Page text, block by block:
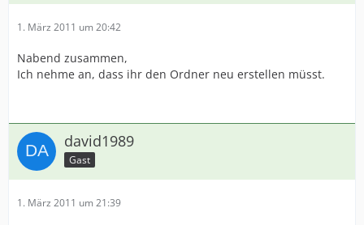
1. März 2011 um 20:42
Nabend zusammen,
Ich nehme an, dass ihr den Ordner neu erstellen müsst.
david1989
Gast
1. März 2011 um 21:39